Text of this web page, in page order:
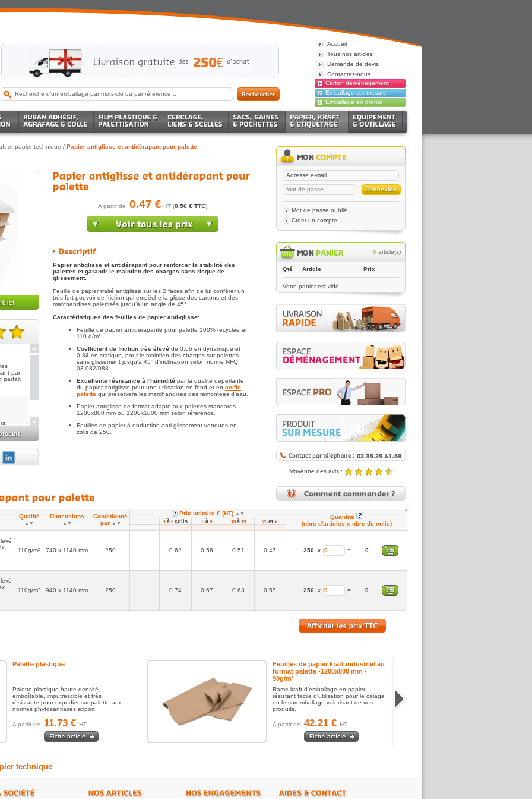
et papier technique / Papier antiglisse et antidérapant pour palette
par
parfait
bien
A partir de 0.47 € HT (0.56 € TTC)
Papier antiglisse et antidérapant pour renforcer la stabilité des
palettes et garantir le maintien des charges sans risque de
glissement.
Feuille de papier traité antiglisse sur les 2 faces afin de lui conférer un
très fort pouvoir de friction qui empêche la glisse des cartons et des
marchandises palettisés jusqu'à un angle de 45°.
Caractéristiques des feuilles de papier anti-glisse:
Feuille de papier antidérapante pour palette 100% recyclée en
110 g/m².
Coefficient de friction très élevé de 0.66 en dynamique et
0.84 en statique, pour le maintien des charges sur palettes
sans glissement jusqu'à 45° d'inclinaison selon norme NFQ
03.082/083.
Excellente résistance à l'humidité par la qualité déperlante
du papier antiglisse pour une utilisation en fond et en coiffe
palette qui préservera les marchandises des remontées d'eau.
Papier antiglisse de format adapté aux palettes standards
1200x800 mm ou 1200x1000 mm selon référence.
Feuilles de papier à enduction anti-glissement vendues en
colis de 250.
Mot de passe oublié
Créer un compte
0 article(s)
Qté Article Prix
Votre panier est vide
Moyenne des avis :
Noté4.89/5 |8431reviews
Qualité
▲▼
Dimensions
▲▼
Conditionné
par ▲▼
Prix unitaire € (HT) ▲▼
Quantité
(nbre d'articles x nbre de colis)
1à2colis 3 à 9 10 à 19 20 et +
110g/m² 740 x 1140 mm 250 0.62 0.56 0.51 0.47 250 x = 0
110g/m² 940 x 1140 mm 250 0.74 0.67 0.63 0.57 250 x = 0
Palette plastique
Palette plastique haute densité,
emboîtable, imputrescible et très
résistante pour expédier sur palette aux
normes phytosanitaires export.
A partir de 11.73 € HT
Feuilles de papier kraft industriel au
format palette -1200x800 mm -
90g/m²
Rame kraft d'emballage en papier
résistant facile d'utilisation pour le calage
ou le suremballage valorisant de vos
produits.
A partir de 42.21 € HT
technique
Accueil
Tous nos articles
Demande de devis
Contactez-nous
Carton déménagement
Emballage sur mesure
Emballage en promo